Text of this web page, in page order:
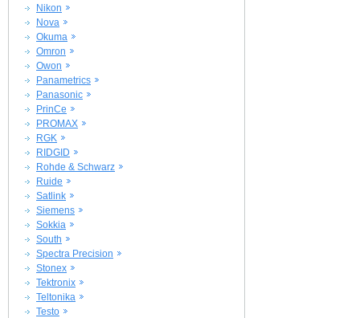
Nikon
Nova
Okuma
Omron
Owon
Panametrics
Panasonic
PrinCe
PROMAX
RGK
RIDGID
Rohde & Schwarz
Ruide
Satlink
Siemens
Sokkia
South
Spectra Precision
Stonex
Tektronix
Teltonika
Testo